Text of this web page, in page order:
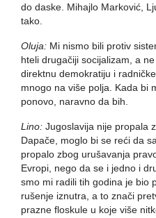
do daske. Mihajlo Marković,
tako.
Oluja: Mi nismo bili protiv
hteli drugačiji socijalizam, a
direktnu demokratiju i
mnogo na više polja. Kada bi
ponovo, naravno da bih.
Lino: Jugoslavija nije propala
Dapače, moglo bi se reći da
propalo zbog urušavanja
Evropi, nego da se i jedno i
smo mi radili tih godina je bio
rušenje iznutra, a to znači
prazne floskule u koje više